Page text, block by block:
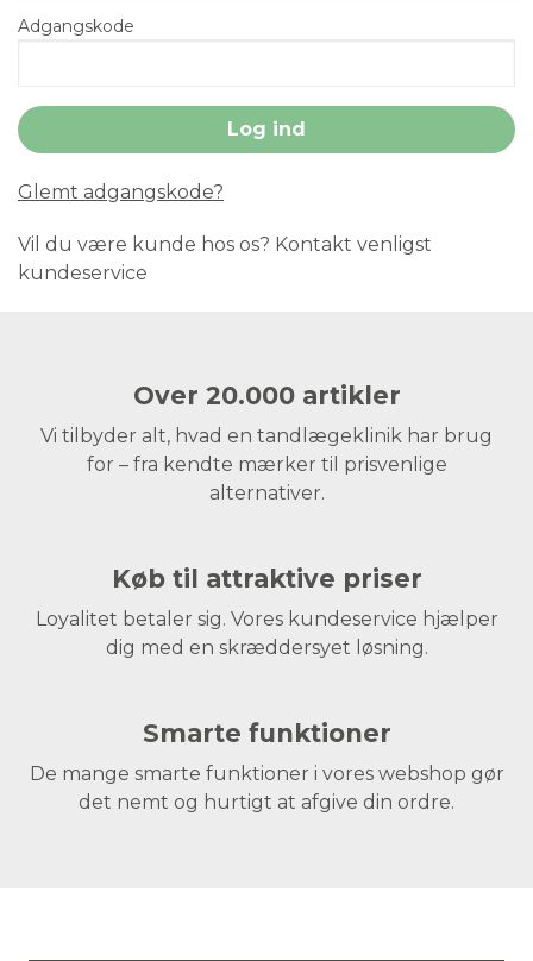
Adgangskode
Glemt adgangskode?
Vil du være kunde hos os? Kontakt venligst
kundeservice
Over 20.000 artikler
Vi tilbyder alt, hvad en tandlægeklinik har brug
for – fra kendte mærker til prisvenlige
alternativer.
Køb til attraktive priser
Loyalitet betaler sig. Vores kundeservice hjælper
dig med en skræddersyet løsning.
Smarte funktioner
De mange smarte funktioner i vores webshop gør
det nemt og hurtigt at afgive din ordre.